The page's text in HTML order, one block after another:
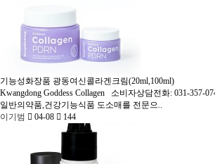
기능성화장품 광동여신콜라겐크림(20ml,100ml)
Kwangdong Goddess Collagen
소비자상담전화: 031-357-
일반의약품,건강기능식품 도소매를 전문으..
이기범
04-08 144